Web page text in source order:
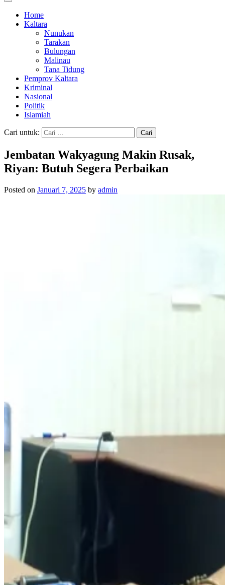
Home
Kaltara
Nunukan
Tarakan
Bulungan
Malinau
Tana Tidung
Pemprov Kaltara
Kriminal
Nasional
Politik
Islamiah
Cari untuk:
Jembatan Wakyagung Makin Rusak,
Riyan: Butuh Segera Perbaikan
Posted on Januari 7, 2025 by admin